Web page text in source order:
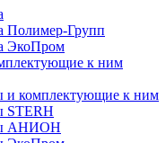
Полимер-Групп
ЭкоПром
к ним
и комплектующие к ним
STERH
АНИОН